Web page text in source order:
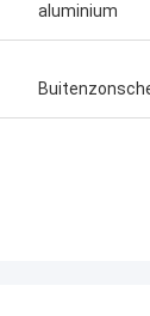
aluminium